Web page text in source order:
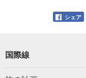
シェア
国際線